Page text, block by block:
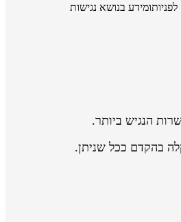
בנושא נגישות
הנגיש ביותר.
בהקדם ככל שניתן.